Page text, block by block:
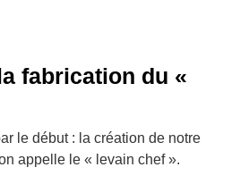
fabrication du «
le début : la création de notre
appelle le « levain chef ».